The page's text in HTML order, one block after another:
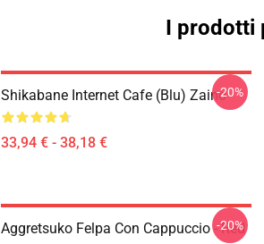
I prodotti
Shikabane Internet Cafe (blu) Zaino
33,94 € - 38,18 €
-20%
Aggretsuko Felpa Con Cappuccio - Red
-20%